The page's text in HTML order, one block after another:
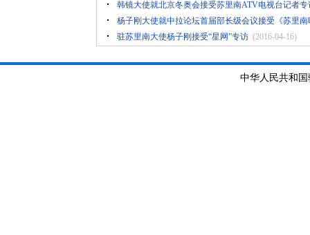
韩镜大使就北京冬奥会接受苏里南ATV电视台记者专
杨子刚大使就中拉论坛首届部长级会议接受《苏里
驻苏里南大使杨子刚接受“星网”专访 (2016-04-16)
中华人民共和